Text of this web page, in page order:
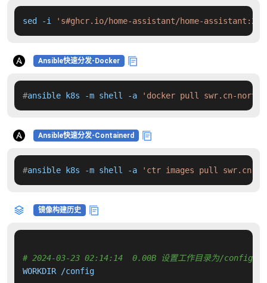
sed -i 's#ghcr.io/home-assistant/home-
Ansible快速分发-Docker
#ansible k8s -m shell -a 'docker pull swr.cn-north-
Ansible快速分发-Containerd
#ansible k8s -m shell -a 'ctr images pull swr.cn-
镜像构建历史
# 2024-03-23 02:14:14  0.00B 设置工作目录为/config
WORKDIR /config